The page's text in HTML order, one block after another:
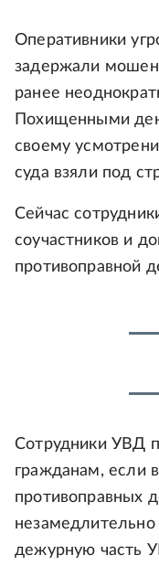
Оперативники
задержали
ранее
Похищенными
своему
суда взяли под
Сейчас
соучастников и
противоправной
Сотрудники УВД
гражданам, если
противоправных
дежурную часть